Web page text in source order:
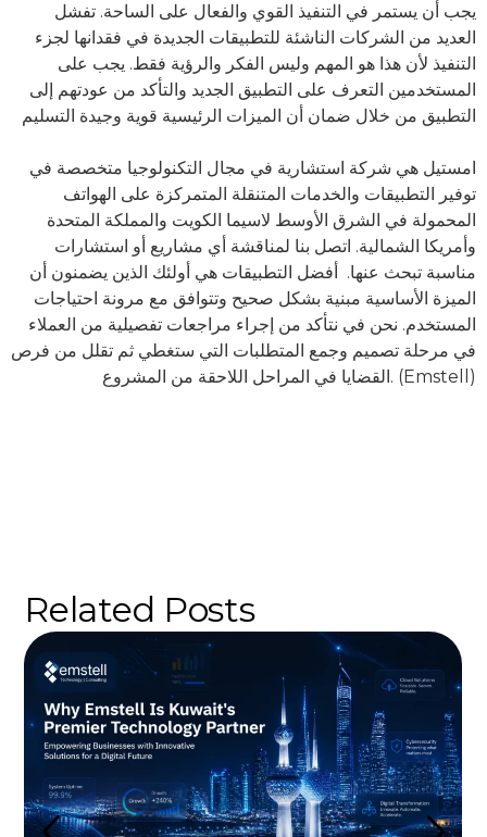
يجب أن يستمر في التنفيذ القوي والفعال على الساحة. تفشل
العديد من الشركات الناشئة للتطبيقات الجديدة في فقدانها لجزء
التنفيذ لأن هذا هو المهم وليس الفكر والرؤية فقط. يجب على
المستخدمين التعرف على التطبيق الجديد والتأكد من عودتهم إلى
التطبيق من خلال ضمان أن الميزات الرئيسية قوية وجيدة التسليم
امستيل هي شركة استشارية في مجال التكنولوجيا متخصصة في
توفير التطبيقات والخدمات المتنقلة المتمركزة على الهواتف
المحمولة في الشرق الأوسط لاسيما الكويت والمملكة المتحدة
وأمريكا الشمالية. اتصل بنا لمناقشة أي مشاريع أو استشارات
مناسبة تبحث عنها. أفضل التطبيقات هي أولئك الذين يضمنون أن
الميزة الأساسية مبنية بشكل صحيح وتتوافق مع مرونة احتياجات
المستخدم. نحن في نتأكد من إجراء مراجعات تفصيلية من العملاء
في مرحلة تصميم وجمع المتطلبات التي ستغطي ثم تقلل من فرص
القضايا في المراحل اللاحقة من المشروع. (Emstell)
Related Posts